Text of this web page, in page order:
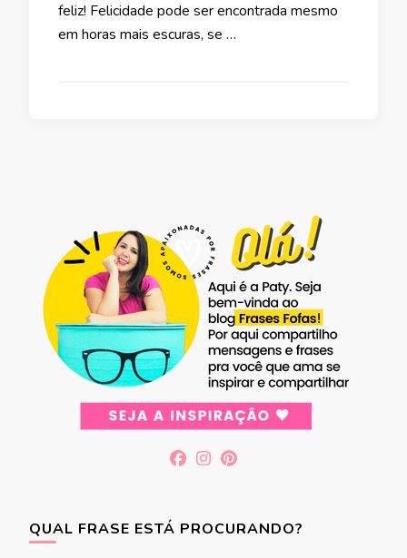
feliz! Felicidade pode ser encontrada mesmo
em horas mais escuras, se …
QUAL FRASE ESTÁ PROCURANDO?